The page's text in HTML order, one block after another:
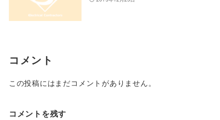
コメント
この投稿にはまだコメントがありません。
コメントを残す